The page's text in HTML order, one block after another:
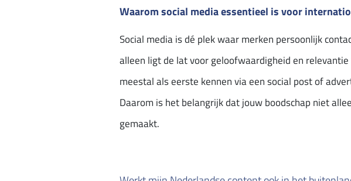
Waarom social media essentieel is voor
Social media is dé plek waar merken persoonlijk
alleen ligt de lat voor geloofwaardigheid en
meestal als eerste kennen via een social post of
Daarom is het belangrijk dat jouw boodschap niet
gemaakt.